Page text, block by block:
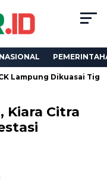
NASIONAL
Dikuasai Tiga
Citra